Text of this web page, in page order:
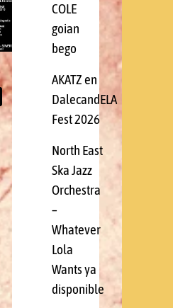
COLE
goian
bego
AKATZ en
DalecandELA
Fest 2026
North East
Ska Jazz
Orchestra
–
Whatever
Lola
Wants ya
disponible